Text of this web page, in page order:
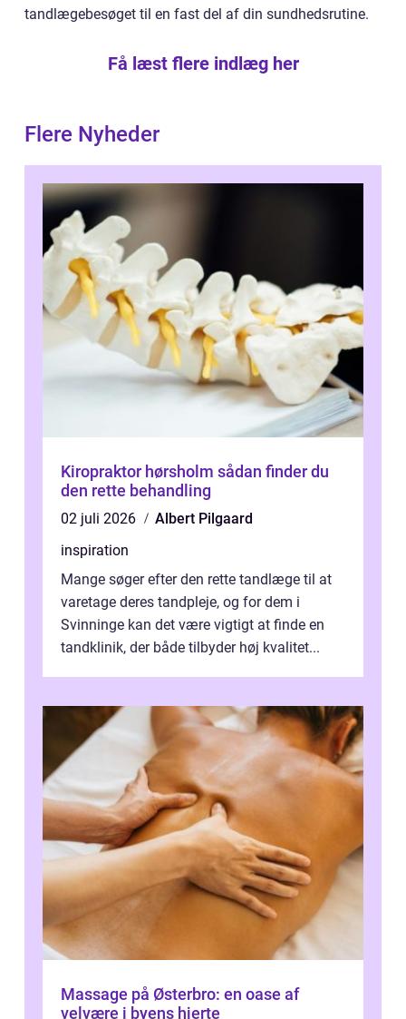
tandlægebesøget til en fast del af din sundhedsrutine.
Få læst flere indlæg her
Flere Nyheder
Kiropraktor hørsholm sådan finder du
den rette behandling
02 juli 2026
Albert Pilgaard
inspiration
Mange søger efter den rette tandlæge til at
varetage deres tandpleje, og for dem i
Svinninge kan det være vigtigt at finde en
tandklinik, der både tilbyder høj kvalitet...
Massage på Østerbro: en oase af
velvære i byens hjerte